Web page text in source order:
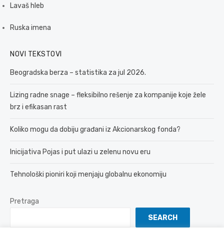
Lavaš hleb
Ruska imena
NOVI TEKSTOVI
Beogradska berza – statistika za jul 2026.
Lizing radne snage – fleksibilno rešenje za kompanije koje žele
brz i efikasan rast
Koliko mogu da dobiju građani iz Akcionarskog fonda?
Inicijativa Pojas i put ulazi u zelenu novu eru
Tehnološki pioniri koji menjaju globalnu ekonomiju
Pretraga
SEARCH